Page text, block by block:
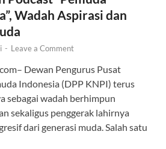
Wadah Aspirasi dan
- Leave a Comment
Dewan Pengurus Pusat
Indonesia (DPP KNPI) terus
sebagai wadah berhimpun
sekaligus penggerak lahirnya
dari generasi muda. Salah satu